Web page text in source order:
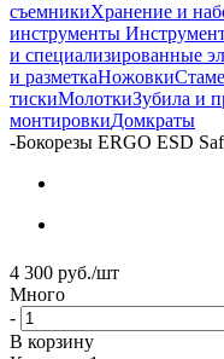
съемникиХранение и
инструменты
и специализированные
и разметкаНожовки
тискиМолоткиЗубила и
монтировкиДомкраты
-Бокорезы ERGO ESD
4 300 руб./шт
Много
-
В корзину